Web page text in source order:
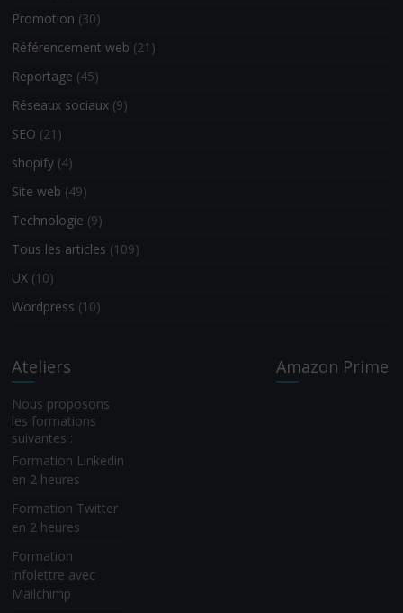
Promotion (30)
Référencement web (21)
Reportage (45)
Réseaux sociaux (9)
SEO (21)
shopify (4)
Site web (49)
Technologie (9)
Tous les articles (109)
UX (10)
Wordpress (10)
Ateliers
Nous proposons
les formations
suivantes :
Formation Linkedin
en 2 heures
Formation Twitter
en 2 heures
Formation
infolettre avec
Mailchimp
Amazon Prime